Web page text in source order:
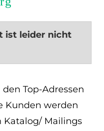
ist leider nicht
Top-Adressen
Kunden werden
Katalog/ Mailings